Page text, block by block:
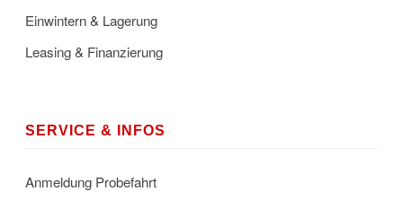
Einwintern & Lagerung
Leasing & Finanzierung
SERVICE & INFOS
Anmeldung Probefahrt